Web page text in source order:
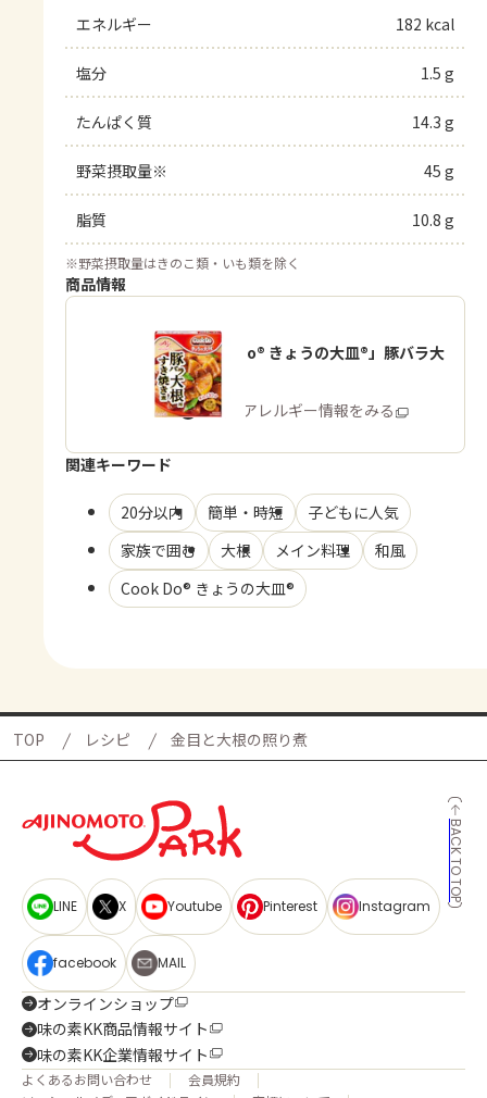
エネルギー
182 kcal
塩分 1.5 g
たんぱく質 14.3 g
野菜摂取量※ 45 g
脂質 10.8 g
※野菜摂取量はきのこ類・いも類を除く
商品情報
「Cook Do® きょうの大皿®」豚バラ大
根用
商品・アレルギー情報をみる
関連キーワード
20分以内 簡単・時短
子どもに人気
家族で囲む
大根 メイン料理
和風
Cook Do® きょうの大皿®
TOP レシピ 金目と大根の照り煮
BACK TO TOP
LINE X Youtube Pinterest Instagram
facebook MAIL
オンラインショップ
味の素KK商品情報サイト
味の素KK企業情報サイト
よくあるお問い合わせ
会員規約